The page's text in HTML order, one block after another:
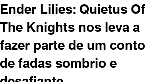
Ender Lilies: Quietus Of
The Knights nos leva a
fazer parte de um conto
de fadas sombrio e